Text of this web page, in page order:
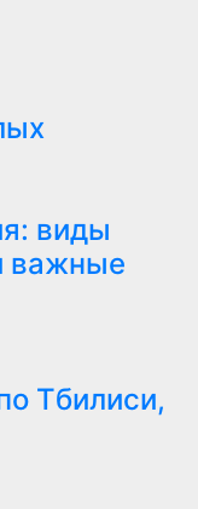
виды
важные
Тбилиси,